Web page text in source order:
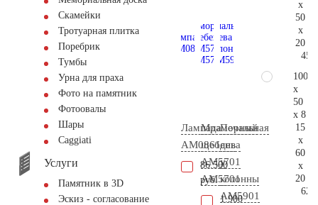
Скамейки
Тротуарная плитка
Поребрик
Тумбы
Урна для праха
Фото на памятник
Фотоовалы
Шары
Сaggiati
Услуги
Памятник в 3D
Эскиз - согласование
Лампада
AM0861
86.500
руб.
Мраморный
щебень
АМ5701
AM5701
1.900
Печальная
дева
у
колонны
AM5901
x
50
x
20
100
x
50
x 8
15
x
60
x
20